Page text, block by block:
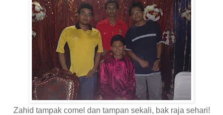
Zahid tampak comel dan tampan sekali, bak raja sehari!